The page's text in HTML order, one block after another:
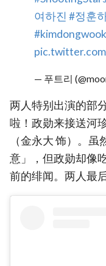
여하진 #정훈
#kimdongwook
— 푸트리
两人特别出演的部
啦！政勋来接送河
（金永大 饰）。
意」，但政勋却像
前的绯闻。两人最